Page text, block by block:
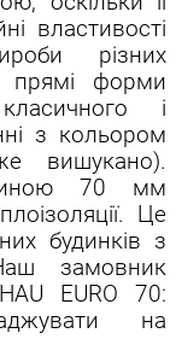
властивості
різних
прямі форми
і
з кольором
вишукано).
70 мм
Це
будинків з
замовник
EURO 70:
на